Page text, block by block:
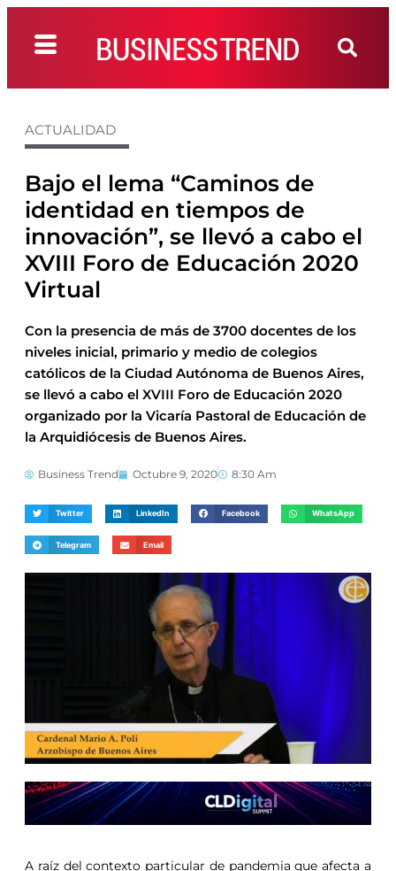
ACTUALIDAD
Bajo el lema “Caminos de
identidad en tiempos de
innovación”, se llevó a cabo el
XVIII Foro de Educación 2020
Virtual
Con la presencia de más de 3700 docentes de los
niveles inicial, primario y medio de colegios
católicos de la Ciudad Autónoma de Buenos Aires,
se llevó a cabo el XVIII Foro de Educación 2020
organizado por la Vicaría Pastoral de Educación de
la Arquidiócesis de Buenos Aires.
Business Trend Octubre 9, 2020 8:30 Am
Twitter LinkedIn Facebook WhatsApp
Telegram Email
A raíz del contexto particular de pandemia que afecta a